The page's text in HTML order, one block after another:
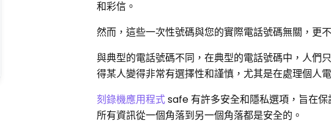
和彩信。
然而，這些一次性號碼與您的實際電話號碼無關，更
與典型的電話號碼不同，在典型的電話號碼中，人們
得某人變得非常有選擇性和謹慎，尤其是在處理個人
刻錄機應用程式safe 有許多安全和隱私選項，旨在
所有資訊從一個角落到另一個角落都是安全的。